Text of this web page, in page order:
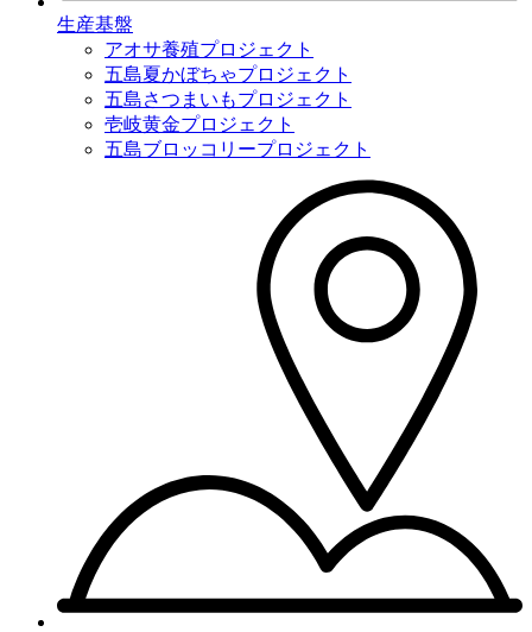
生産基盤
アオサ養殖プロジェクト
五島夏かぼちゃプロジェクト
五島さつまいもプロジェクト
壱岐黄金プロジェクト
五島ブロッコリープロジェクト